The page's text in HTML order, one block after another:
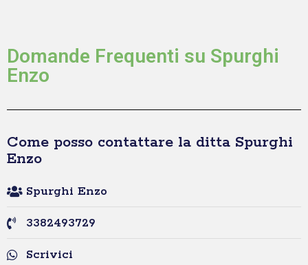
Domande Frequenti su Spurghi
Enzo
Come posso contattare la ditta Spurghi
Enzo
Spurghi Enzo
3382493729
Scrivici